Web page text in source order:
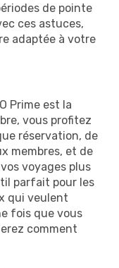
de pointe
ces astuces,
adaptée à votre
Prime est la
vous profitez
réservation, de
membres, et de
voyages plus
parfait pour les
qui veulent
fois que vous
comment